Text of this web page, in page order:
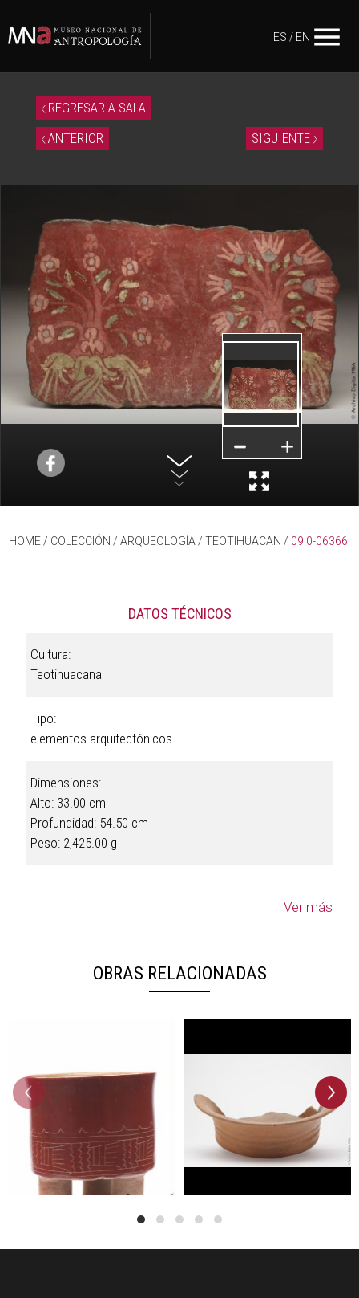
ES / EN menu
REGRESAR A SALA
ANTERIOR
SIGUIENTE
HOME/ COLECCIÓN / ARQUEOLOGÍA / TEOTIHUACAN / 09.0-06366
DATOS TÉCNICOS
Cultura:
Teotihuacana
Tipo:
elementos arquitectónicos
Dimensiones:
Alto: 33.00 cm
Profundidad: 54.50 cm
Peso: 2,425.00 g
Ver más
OBRAS RELACIONADAS
prev next